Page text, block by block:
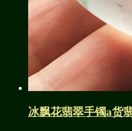
冰飘花翡翠手镯a货